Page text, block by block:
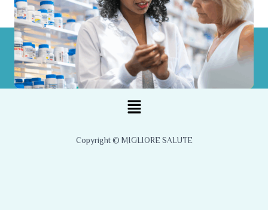
Menu
Copyright © MIGLIORE SALUTE